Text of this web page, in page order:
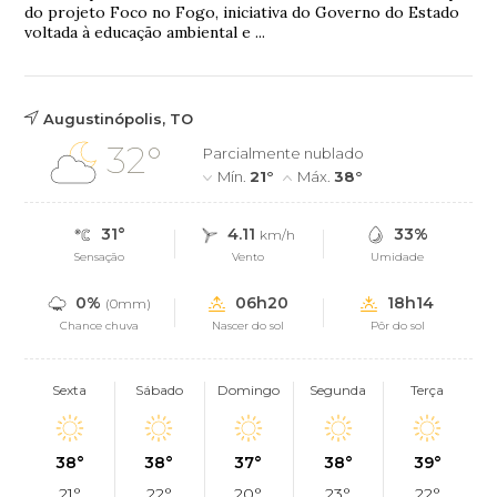
do projeto Foco no Fogo, iniciativa do Governo do Estado
voltada à educação ambiental e ...
Augustinópolis, TO
32°
Parcialmente nublado
Mín.21° Máx.38°
31°
Sensação
4.11 km/h
Vento
33%
Umidade
0% (0mm)
Chance chuva
06h20
Nascer do sol
18h14
Pôr do sol
Sexta
38°
Sábado
38°
Domingo
37°
Segunda
38°
Terça
39°